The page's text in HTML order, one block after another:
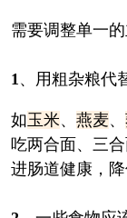
需要调整单一
1 、用粗杂粮代
如玉米、 燕麦、
吃两合面、三
进肠道健康，